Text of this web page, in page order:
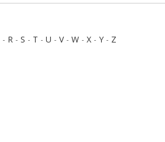
- R - S - T - U - V- W - X - Y - Z